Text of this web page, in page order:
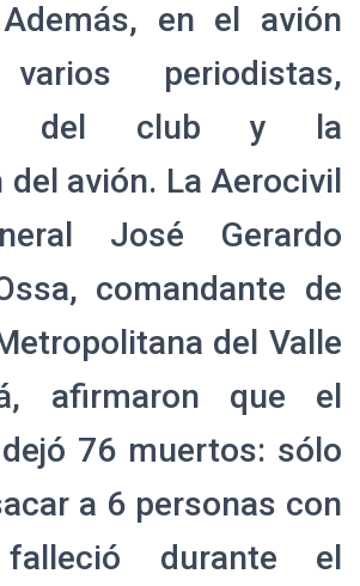
en el avión
periodistas,
del club y la
avión. La Aerocivil
José Gerardo
comandante de
del Valle
afirmaron que el
76 muertos: sólo
a 6 personas con
durante el